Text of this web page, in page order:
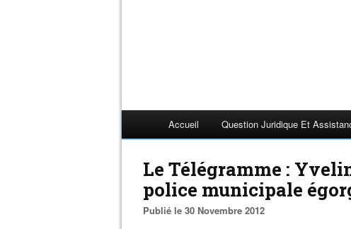
Accueil Question Juridique Et
Le Télégramme :
police municipale
Publié le 30 Novembre 2012